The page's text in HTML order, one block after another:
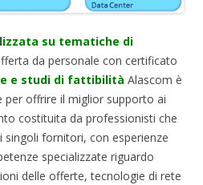
su tematiche di
da personale con certificato
e studi di fattibilità Alascom è
per offrire il miglior supporto ai
costituita da professionisti che
singoli fornitori, con esperienze
specializzate riguardo
delle offerte, tecnologie di rete